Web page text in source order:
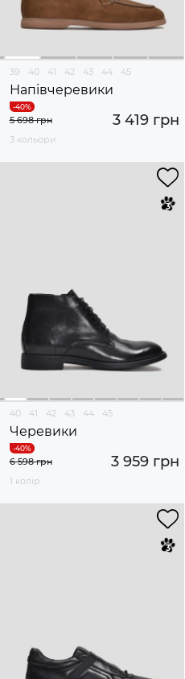
39 40 41 42 43 44 45
Напівчеревики
3 419 грн
5 698 грн
3 кольори
40 41 42 43 44 45
Черевики
3 959 грн
6 598 грн
1 колір